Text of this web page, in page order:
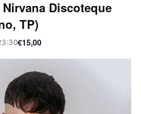
Discoteque
TP)
€15,00